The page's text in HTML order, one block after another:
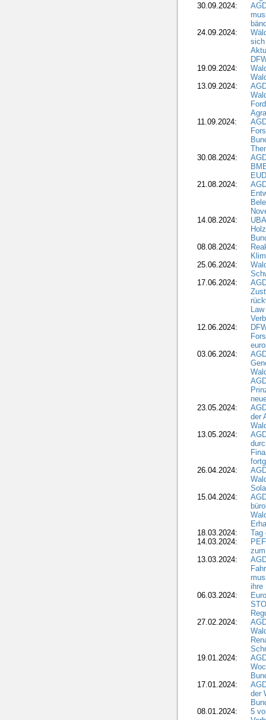
30.09.2024:
24.09.2024:
sich
19.09.2024:
13.09.2024:
11.09.2024:
30.08.2024:
21.08.2024:
14.08.2024:
08.08.2024:
25.06.2024:
17.06.2024:
12.06.2024:
03.06.2024:
23.05.2024:
der
13.05.2024:
26.04.2024:
15.04.2024:
18.03.2024:
Tag
14.03.2024:
13.03.2024:
ihre
06.03.2024:
27.02.2024:
19.01.2024:
17.01.2024:
der
08.01.2024:
5